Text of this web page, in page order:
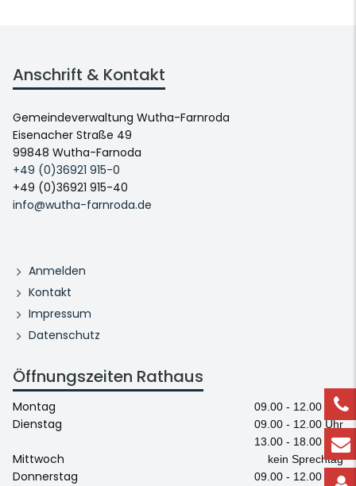
Anschrift & Kontakt
Gemeindeverwaltung Wutha-Farnroda
Eisenacher Straße 49
99848 Wutha-Farnoda
+49 (0)36921 915-0
+49 (0)36921 915-40
info@wutha-farnroda.de
Anmelden
Kontakt
Impressum
Datenschutz
Öffnungszeiten Rathaus
Montag 09.00 - 12.00 Uhr
Dienstag
09.00 - 12.00 Uhr
13.00 - 18.00 Uhr
Mittwoch kein Sprechtag
Donnerstag
09.00 - 12.00 Uhr